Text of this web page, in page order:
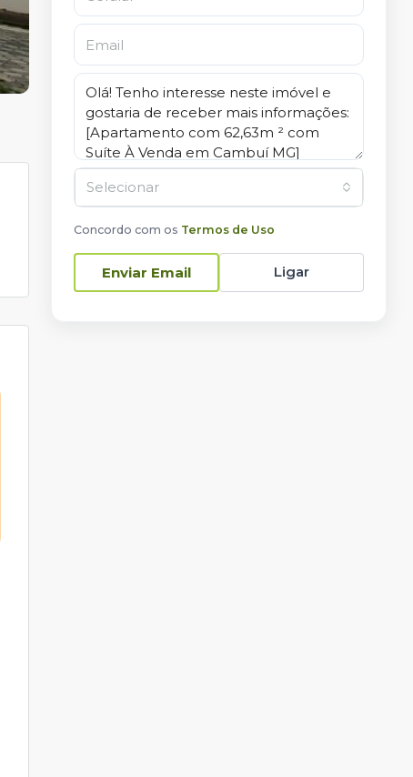
Selecionar
Concordo com os Termos de Uso
Enviar Email Ligar